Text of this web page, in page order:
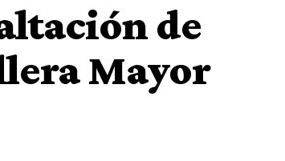
de
Mayor